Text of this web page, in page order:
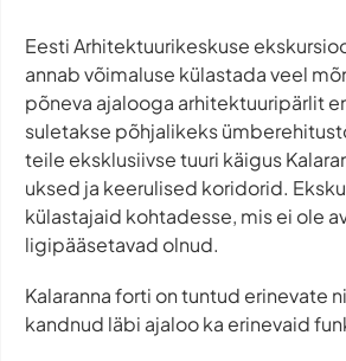
Eesti Arhitektuurikeskuse
annab võimaluse külastada veel
põneva ajalooga arhitektuuripärlit
suletakse põhjalikeks
teile eksklusiivse tuuri käigus
uksed ja keerulised koridorid.
külastajaid kohtadesse, mis ei ole
ligipääsetavad olnud.
Kalaranna forti on tuntud erinevate
kandnud läbi ajaloo ka erinevaid